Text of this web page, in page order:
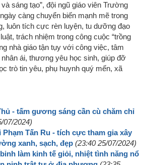
sáng tạo”, đội ngũ giáo viên Trường
càng chuyển biến mạnh mẽ trong
luôn tích cực rèn luyện, tu dưỡng đạo
trách nhiệm trong công cuộc “trồng
nhà giáo tận tụy với công việc, tâm
ái, thương yêu học sinh, giúp đỡ
trò tin yêu, phụ huynh quý mến, xã
- tấm gương sáng cần cù chăm chỉ
07/2024)
Tấn Ru - tích cực tham gia xây
xanh, sạch, đẹp (23:40 25/07/2024)
làm kinh tế giỏi, nhiệt tình năng nổ